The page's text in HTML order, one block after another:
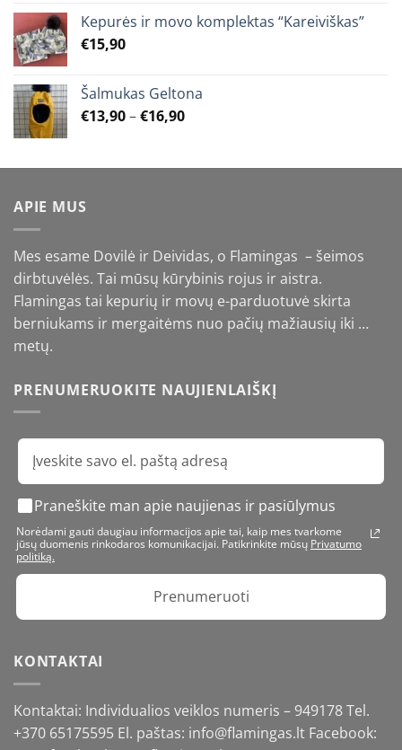
Kepurės ir movo komplektas “Kareiviškas”
€15,90
Šalmukas Geltona
€13,90–€16,90Price
through
APIE MUS
Mes esame Dovilė ir Deividas, o Flamingas – šeimos
dirbtuvėlės. Tai mūsų kūrybinis rojus ir aistra.
Flamingas tai kepurių ir movų e-parduotuvė skirta
berniukams ir mergaitėms nuo pačių mažiausių iki …
metų.
PRENUMERUOKITE NAUJIENLAIŠKĮ
Praneškite man apie naujienas ir pasiūlymus
Norėdami gauti daugiau informacijos apie tai, kaip mes tvarkome
jūsų duomenis rinkodaros komunikacijai. Patikrinkite mūsų Privatumo
politiką.
Prenumeruoti
KONTAKTAI
Kontaktai: Individualios veiklos numeris – 949178 Tel.
+370 65175595 El. paštas: info@flamingas.lt Facebook: